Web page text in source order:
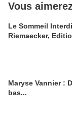
Vous
Le Sommeil
Riemaecker,
Maryse Vannier :
bas...